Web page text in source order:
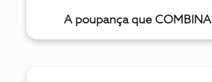
A poupança que COMBINA